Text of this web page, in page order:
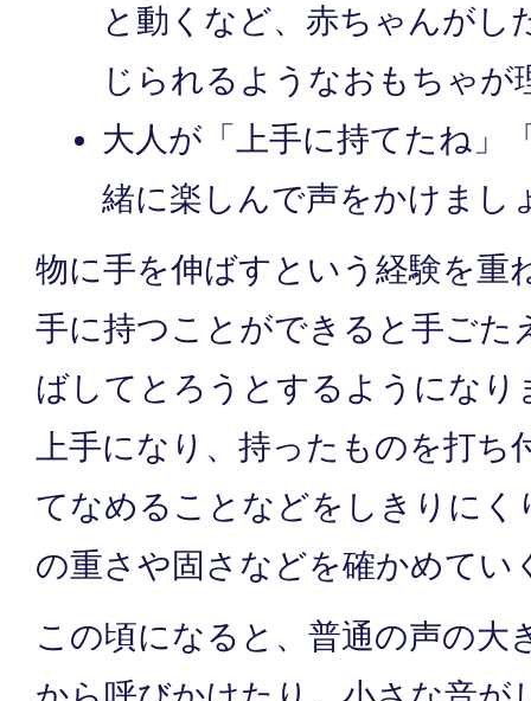
と動くなど、赤ちゃんがし
じられるようなおもちゃが
大人が「上手に持てたね」
緒に楽しんで声をかけまし
物に手を伸ばすという経験を重
手に持つことができると手ごた
ばしてとろうとするようになり
上手になり、持ったものを打
てなめることなどをしきりにく
の重さや固さなどを確かめてい
この頃になると、普通の声の大